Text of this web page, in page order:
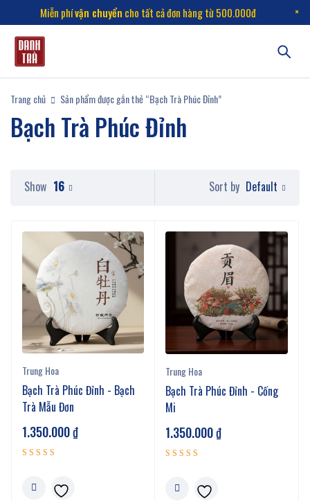
Miễn phívận chuyển cho tất cả đơn hàng từ 500.000đ
Trang chủ Sản phẩm được gắn thẻ “Bạch Trà Phúc Đỉnh”
Bạch Trà Phúc Đỉnh
Sort by Default
Show 16
Trung Hoa
Bạch Trà Phúc Đỉnh - Bạch
Trà Mẫu Đơn
1.350.000₫
hạng
5.00
5 sao
Trung Hoa
Bạch Trà Phúc Đỉnh - Cống
Mi
1.350.000₫
hạng
5.00
5 sao